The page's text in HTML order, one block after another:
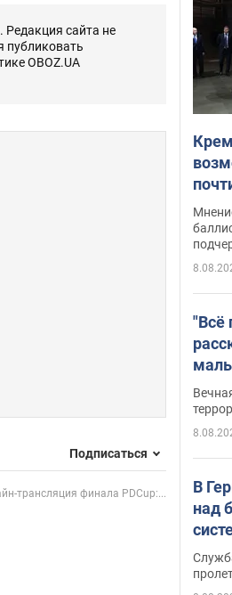
Редакция сайта не
публиковать
OBOZ.UA
Подписаться
трансляция финала PDCup:...
"Всё
В
над